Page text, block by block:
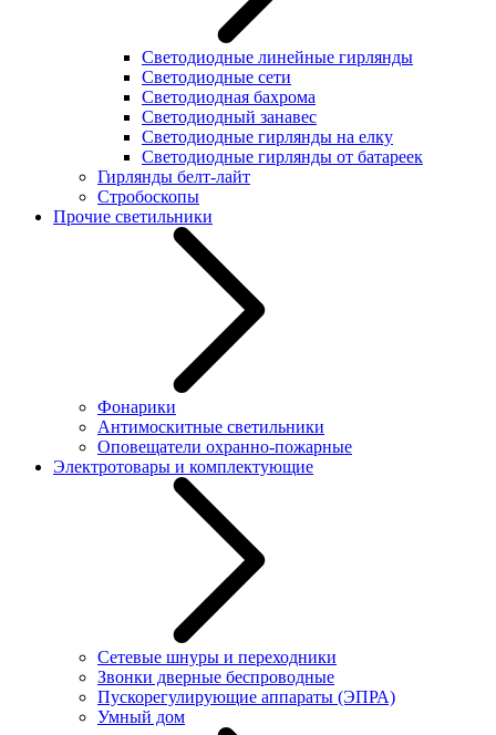
Светодиодные линейные гирлянды
Светодиодные сети
Светодиодная бахрома
Светодиодный занавес
Светодиодные гирлянды на елку
Светодиодные гирлянды от батареек
Гирлянды белт-лайт
Стробоскопы
Прочие светильники
Фонарики
Антимоскитные светильники
Оповещатели охранно-пожарные
Электротовары и комплектующие
Сетевые шнуры и переходники
Звонки дверные беспроводные
Пускорегулирующие аппараты (ЭПРА)
Умный дом